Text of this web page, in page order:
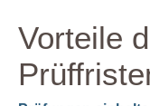
Vorteile